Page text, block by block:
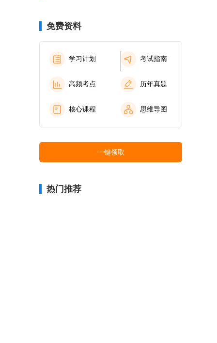
免费资料
学习计划 考试指南
高频考点 历年真题
核心课程 思维导图
一键领取
热门推荐